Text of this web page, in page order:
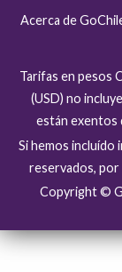
Acerca de
Tarifas en pesos
(USD) no
están exentos
Si hemos incluído
reservados, por
Copyright ©